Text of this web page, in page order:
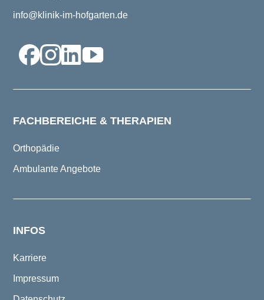
info@klinik-im-hofgarten.de
FACHBEREICHE & THERAPIEN
Orthopädie
Ambulante Angebote
INFOS
Karriere
Impressum